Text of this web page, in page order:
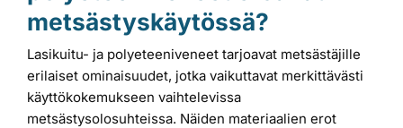
metsästyskäytössä?
Lasikuitu- ja polyeteeniveneet tarjoavat metsästäjille
erilaiset ominaisuudet, jotka vaikuttavat merkittävästi
käyttökokemukseen vaihtelevissa
metsästysolosuhteissa. Näiden materiaalien erot